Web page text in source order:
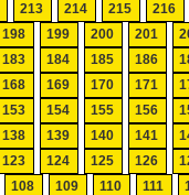
216
215
214
213
201
200
199
198
186
185
184
183
171
170
169
168
156
155
154
153
141
140
139
138
126
125
124
123
111
110
109
108